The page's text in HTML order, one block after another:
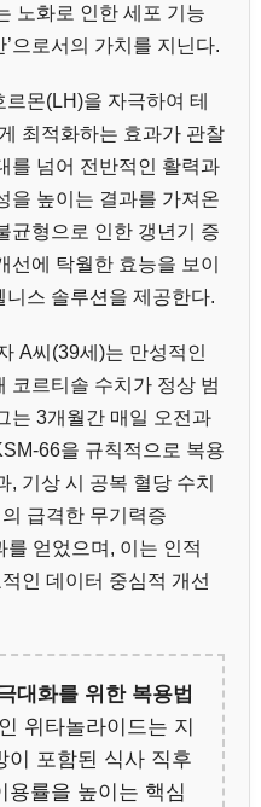
노화로 인한 세포 기능
으로서의 가치를 지닌다.
몬(LH)을 자극하여 테
최적화하는 효과가 관찰
를 넘어 전반적인 활력과
을 높이는 결과를 가져온
균형으로 인한 갱년기 증
에 탁월한 효능을 보이
스 솔루션을 제공한다.
A씨(39세)는 만성적인
코르티솔 수치가 정상 범
는 3개월간 매일 오전과
66을 규칙적으로 복용
기상 시 공복 혈당 수치
급격한 무기력증
얻었으며, 이는 인적
인 데이터 중심적 개선
대화를 위한 복용법
위타놀라이드는 지
이 포함된 식사 직후
용률을 높이는 핵심